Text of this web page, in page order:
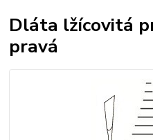
Dláta lžícovitá
pravá